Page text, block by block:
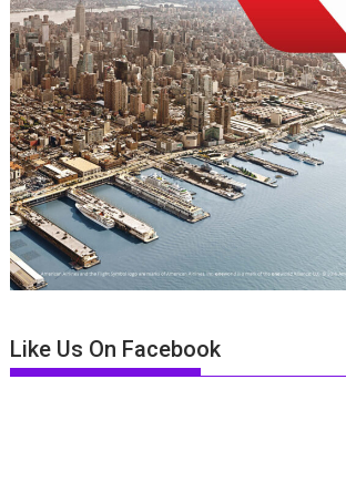
Like Us On Facebook